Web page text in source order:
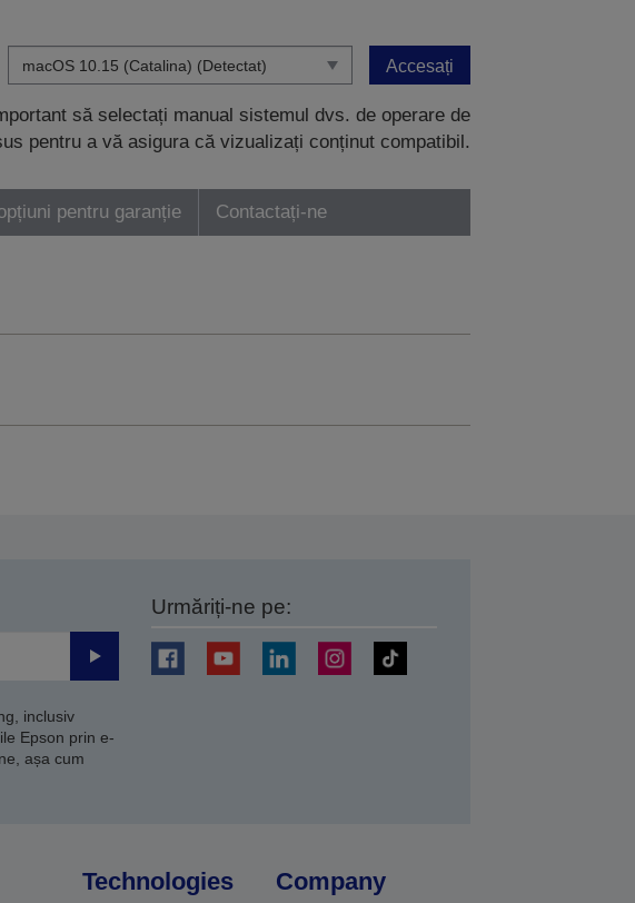
Accesați
să selectați manual sistemul dvs. de operare de
pentru a vă asigura că vizualizați conținut compatibil.
pentru garanție Contactați-ne
Trimiteți
inclusiv
Epson prin e-
așa cum
Urmăriți-ne pe:
Technologies Company